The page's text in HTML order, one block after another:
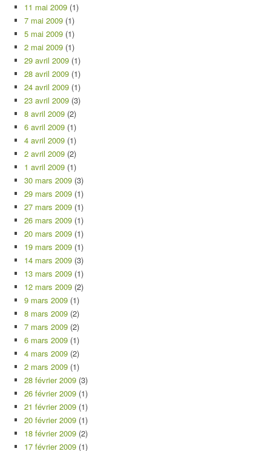
11 mai 2009 (1)
7 mai 2009 (1)
5 mai 2009 (1)
2 mai 2009 (1)
29 avril 2009 (1)
28 avril 2009 (1)
24 avril 2009 (1)
23 avril 2009 (3)
8 avril 2009 (2)
6 avril 2009 (1)
4 avril 2009 (1)
2 avril 2009 (2)
1 avril 2009 (1)
30 mars 2009 (3)
29 mars 2009 (1)
27 mars 2009 (1)
26 mars 2009 (1)
20 mars 2009 (1)
19 mars 2009 (1)
14 mars 2009 (3)
13 mars 2009 (1)
12 mars 2009 (2)
9 mars 2009 (1)
8 mars 2009 (2)
7 mars 2009 (2)
6 mars 2009 (1)
4 mars 2009 (2)
2 mars 2009 (1)
28 février 2009 (3)
26 février 2009 (1)
21 février 2009 (1)
20 février 2009 (1)
18 février 2009 (2)
17 février 2009 (1)